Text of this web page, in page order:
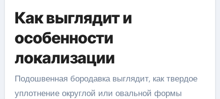
Как выглядит и
особенности
локализации
Подошвенная бородавка выглядит, как твердое
уплотнение округлой или овальной формы